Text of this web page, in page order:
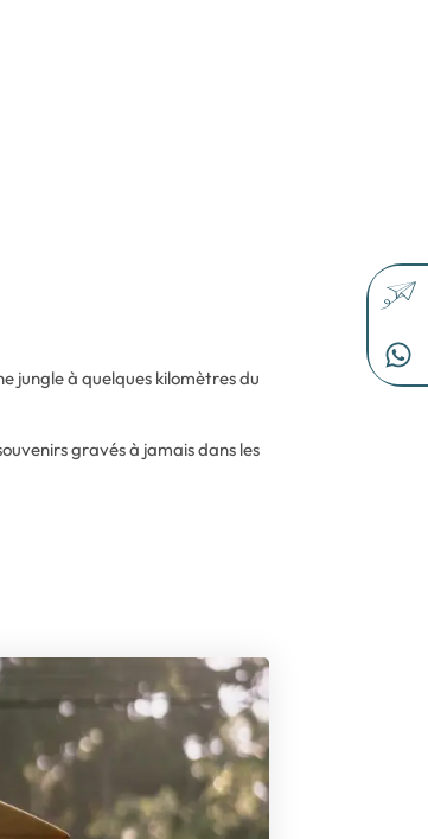
jungle à quelques kilomètres du
gravés à jamais dans les